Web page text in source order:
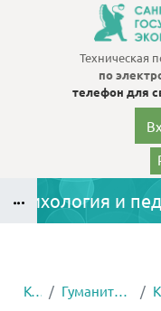
Перейти к основному
Техническая
по
телефон для
Психология и
Курсы Гуманитарный факультет